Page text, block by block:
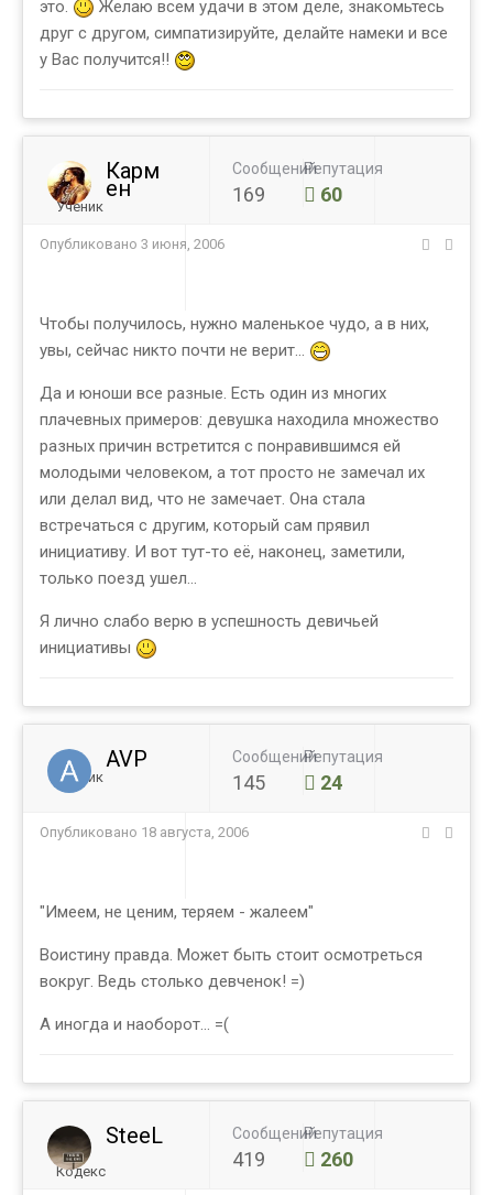
это.
Желаю всем удачи в этом деле, знакомьтесь
друг с другом, симпатизируйте, делайте намеки и все
у Вас получится!!
Карм
ен
Ученик
Сообщений
169
Репутация
60
Опубликовано 3 июня, 2006
Чтобы получилось, нужно маленькое чудо, а в них,
увы, сейчас никто почти не верит...
Да и юноши все разные. Есть один из многих
плачевных примеров: девушка находила множество
разных причин встретится с понравившимся ей
молодыми человеком, а тот просто не замечал их
или делал вид, что не замечает. Она стала
встречаться с другим, который сам прявил
инициативу. И вот тут-то её, наконец, заметили,
только поезд ушел...
Я лично слабо верю в успешность девичьей
инициативы
AVP
Ученик
Сообщений
145
Репутация
24
Опубликовано 18 августа, 2006
"Имеем, не ценим, теряем - жалеем"
Воистину правда. Может быть стоит осмотреться
вокруг. Ведь столько девченок! =)
А иногда и наоборот... =(
SteeL
Кодекс
Сообщений
419
Репутация
260